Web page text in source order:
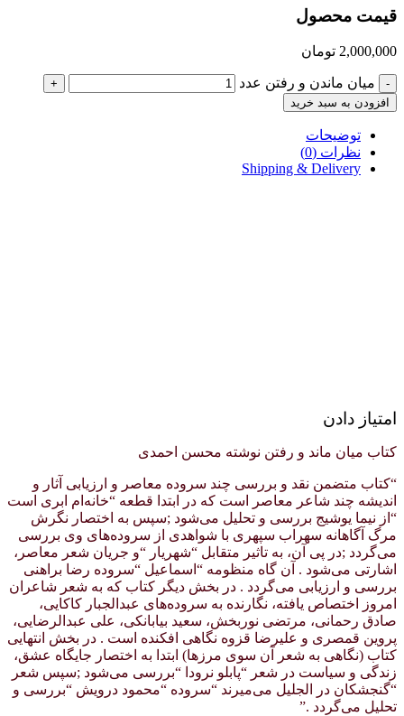
قیمت محصول
2,000,000 تومان
- میان ماندن و رفتن عدد
+
افزودن به سبد خرید
توضیحات
نظرات (0)
Shipping & Delivery
امتیاز دادن
کتاب میان ماند و رفتن نوشته محسن احمدی
“كتاب متضمن نقد و بررسی چند سروده معاصر و ارزیابی آثار و
اندیشه چند شاعر معاصر است كه در ابتدا قطعه “خانه‌ام ابری است
“از نیما یوشیج بررسی و تحلیل می‌شود ;سپس به اختصار نگرش
مرگ آگاهانه سهراب سپهری با شواهدی از سروده‌های وی بررسی
می‌گردد ;در پی آن، به تاثیر متقابل “شهریار “و جریان شعر معاصر،
اشارتی می‌شود . آن گاه منظومه “اسماعیل “سروده رضا براهنی
بررسی و ارزیابی می‌گردد . در بخش دیگر كتاب كه به شعر شاعران
امروز اختصاص یافته، نگارنده به سروده‌های عبدالجبار كاكایی،
صادق رحمانی، مرتضی نوربخش، سعید بیابانكی، علی عبدالرضایی،
پروین قمصری و علیرضا قزوه نگاهی افكنده است . در بخش انتهایی
كتاب (نگاهی به شعر آن سوی مرزها) ابتدا به اختصار جایگاه عشق،
زندگی و سیاست در شعر “پابلو نرودا “بررسی می‌شود ;سپس شعر
“گنجشكان در الجلیل می‌میرند “سروده “محمود درویش “بررسی و
تحلیل می‌گردد .”